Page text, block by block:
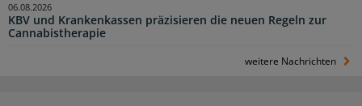
KBV und Krankenkassen präzisieren die neuen Regeln zur
Cannabistherapie
06.08.2026
weitere Nachrichten